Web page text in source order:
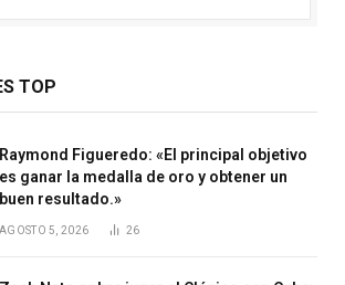
TOP
Raymond Figueredo: «El principal objetivo
es ganar la medalla de oro y obtener un
buen resultado.»
AGOSTO 5, 2026 26